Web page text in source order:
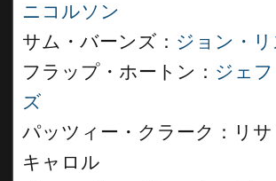
ニコルソン
サム・バーンズ： ジョン・
フラップ・ホートン： ジェ
ズ
パッツィー・クラーク：リサ
キャロル